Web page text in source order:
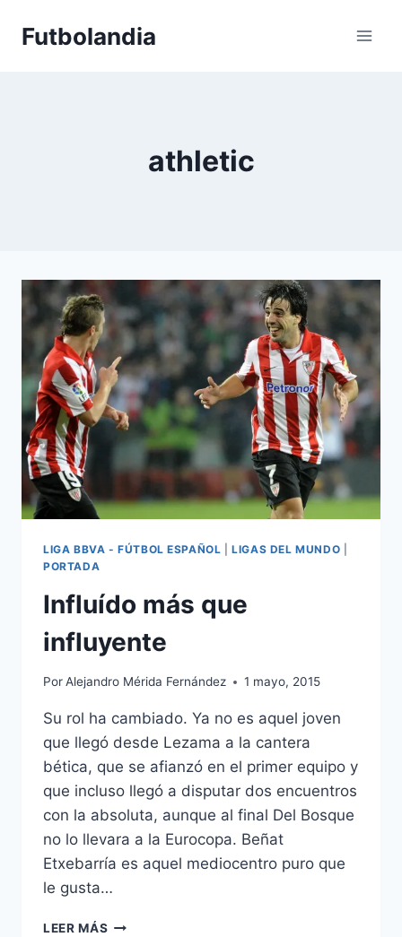
Futbolandia
athletic
LIGA BBVA - FÚTBOL ESPAÑOL |LIGAS DEL MUNDO
PORTADA
Influído más que
influyente
PorAlejandro Mérida Fernández 1 mayo, 2015
Su rol ha cambiado. Ya no es aquel joven
que llegó desde Lezama a la cantera
bética, que se afianzó en el primer equipo y
que incluso llegó a disputar dos encuentros
con la absoluta, aunque al final Del Bosque
no lo llevara a la Eurocopa. Beñat
Etxebarría es aquel mediocentro puro que
le gusta…
LEER MÁS INFLUÍDO